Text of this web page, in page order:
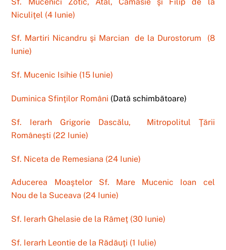
Niculiţel (4 Iunie)
Sf. Martiri Nicandru şi Marcian de la Durostorum (8
Iunie)
Sf. Mucenic Isihie (15 Iunie)
Duminica Sfinţilor Români (Dată schimbătoare)
Sf. Ierarh Grigorie Dascălu, Mitropolitul Ţării
Româneşti (22 Iunie)
Sf. Niceta de Remesiana (24 Iunie)
Aducerea Moaştelor Sf. Mare Mucenic Ioan cel
Nou de la Suceava (24 Iunie)
Sf. Ierarh Ghelasie de la Râmeţ (30 Iunie)
Sf. Ierarh Leontie de la Rădăuţi (1 Iulie)